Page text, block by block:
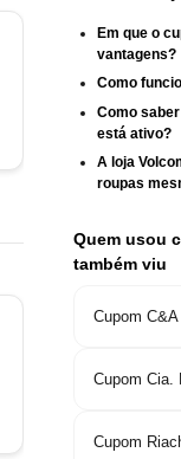
Em que o
vantagens?
Como
Como
está ativo?
A loja
roupas
Quem usou
também viu
Cupom C&A
Cupom Cia.
Cupom